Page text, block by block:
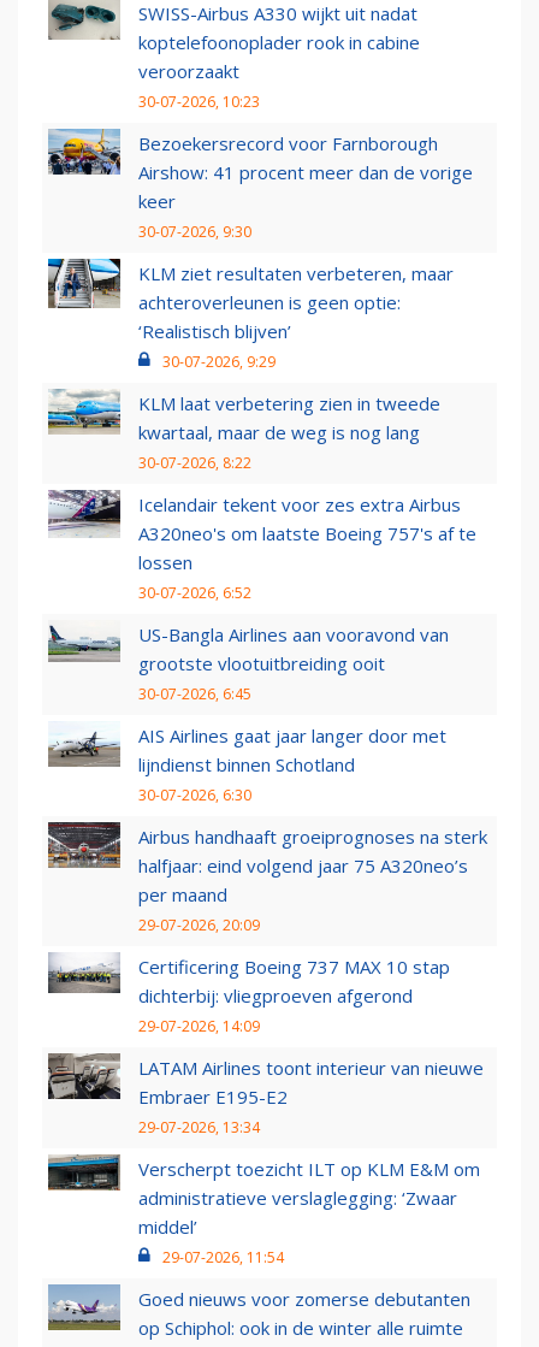
SWISS-Airbus A330 wijkt uit nadat
koptelefoonoplader rook in cabine
veroorzaakt
30-07-2026, 10:23
Bezoekersrecord voor Farnborough
Airshow: 41 procent meer dan de vorige
keer
30-07-2026, 9:30
KLM ziet resultaten verbeteren, maar
achteroverleunen is geen optie:
‘Realistisch blijven’
30-07-2026, 9:29
KLM laat verbetering zien in tweede
kwartaal, maar de weg is nog lang
30-07-2026, 8:22
Icelandair tekent voor zes extra Airbus
A320neo's om laatste Boeing 757's af te
lossen
30-07-2026, 6:52
US-Bangla Airlines aan vooravond van
grootste vlootuitbreiding ooit
30-07-2026, 6:45
AIS Airlines gaat jaar langer door met
lijndienst binnen Schotland
30-07-2026, 6:30
Airbus handhaaft groeiprognoses na sterk
halfjaar: eind volgend jaar 75 A320neo’s
per maand
29-07-2026, 20:09
Certificering Boeing 737 MAX 10 stap
dichterbij: vliegproeven afgerond
29-07-2026, 14:09
LATAM Airlines toont interieur van nieuwe
Embraer E195-E2
29-07-2026, 13:34
Verscherpt toezicht ILT op KLM E&M om
administratieve verslaglegging: ‘Zwaar
middel’
29-07-2026, 11:54
Goed nieuws voor zomerse debutanten
op Schiphol: ook in de winter alle ruimte